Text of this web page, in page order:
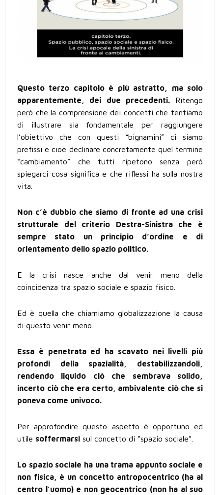
Questo terzo capitolo è più astratto, ma solo
apparentemente, dei due precedenti.Ritengo
però che la comprensione dei concetti che tentiamo
di illustrare sia fondamentale per raggiungere
l’obiettivo che con questi “bignamini” ci siamo
prefissi e cioè declinare concretamente quel termine
“cambiamento” che tutti ripetono senza però
spiegarci cosa significa e che riflessi ha sulla nostra
vita.
Non c’è dubbio che siamo di fronte ad una crisi
strutturale del criterio Destra-Sinistra che è
sempre stato un principio d’ordine e di
orientamento dello spazio politico.
E la crisi nasce anche dal venir meno della
coincidenza tra spazio sociale e spazio fisico.
Ed è quella che chiamiamo globalizzazione la causa
di questo venir meno.
Essa è penetrata ed ha scavato nei livelli più
profondi della spazialità, destabilizzandoli,
rendendo liquido ciò che sembrava solido,
incerto ciò che era certo, ambivalente ciò che si
poneva come univoco.
Per approfondire questo aspetto è opportuno ed
utile soffermarsi sul concetto di “spazio sociale”.
Lo spazio sociale ha una trama appunto sociale e
non fisica, è un concetto antropocentrico (ha al
centro l’uomo) e non geocentrico (non ha al suo